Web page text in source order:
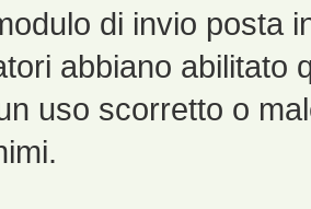
di invio posta
abbiano abilitato
uso scorretto o